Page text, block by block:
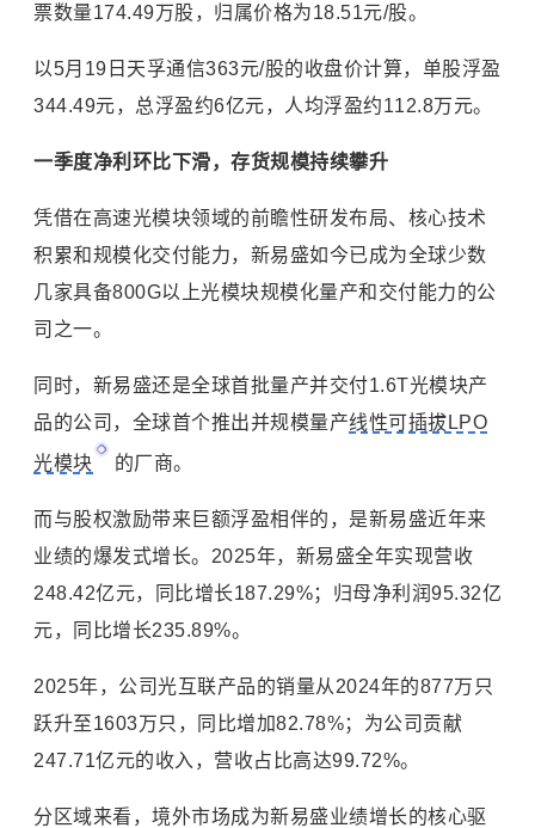
票数量174.49万股，归属价格为18.51元/股。
以5月19日天孚通信363元/股的收盘价计算，单股浮盈
344.49元，总浮盈约6亿元，人均浮盈约112.8万元。
一季度净利环比下滑，存货规模持续攀升
凭借在高速光模块领域的前瞻性研发布局、核心技术
积累和规模化交付能力，新易盛如今已成为全球少数
几家具备800G以上光模块规模化量产和交付能力的公
司之一。
同时，新易盛还是全球首批量产并交付1.6T光模块产
品的公司，全球首个推出并规模量产线性可插拔LPO
光模块
的厂商。
而与股权激励带来巨额浮盈相伴的，是新易盛近年来
业绩的爆发式增长。2025年，新易盛全年实现营收
248.42亿元，同比增长187.29%；归母净利润95.32亿
元，同比增长235.89%。
2025年，公司光互联产品的销量从2024年的877万只
跃升至1603万只，同比增加82.78%；为公司贡献
247.71亿元的收入，营收占比高达99.72%。
分区域来看，境外市场成为新易盛业绩增长的核心驱